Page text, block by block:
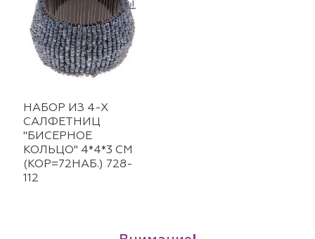
НАБОР ИЗ 4-Х
САЛФЕТНИЦ
"БИСЕРНОЕ
КОЛЬЦО" 4*4*3 СМ
(КОР=72НАБ.) 728-
112